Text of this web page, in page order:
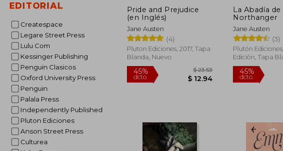
EDITORIAL
Createspace
Legare Street Press
Lulu Com
Kessinger Publishing
Penguin Clasicos
Oxford University Press
Penguin
Palala Press
Independently Published
Pluton Ediciones
Anson Street Press
Culturea
Pride and Prejudice
(en Inglés)
Jane Austen
(4)
Pluton Ediciones, 2017, Tapa
Blanda, Nuevo
La Abadía de
Northanger
Jane Austen
(3)
Plutón Ediciones,
Edición, Tapa
Nuevo